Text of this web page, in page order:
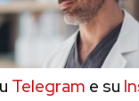
Telegram e su